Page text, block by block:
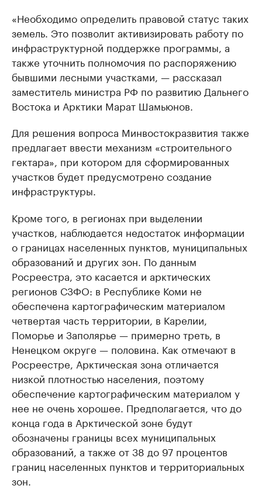
«Необходимо определить правовой статус таких
земель. Это позволит активизировать работу по
инфраструктурной поддержке программы, а
также уточнить полномочия по распоряжению
бывшими лесными участками, — рассказал
заместитель министра РФ по развитию Дальнего
Востока и Арктики Марат Шамьюнов.
Для решения вопроса Минвостокразвития также
предлагает ввести механизм «строительного
гектара», при котором для сформированных
участков будет предусмотрено создание
инфраструктуры.
Кроме того, в регионах при выделении
участков, наблюдается недостаток информации
о границах населенных пунктов, муниципальных
образований и других зон. По данным
Росреестра, это касается и арктических
регионов СЗФО: в Республике Коми не
обеспечена картографическим материалом
четвертая часть территории, в Карелии,
Поморье и Заполярье — примерно треть, в
Ненецком округе — половина. Как отмечают в
Росреестре, Арктическая зона отличается
низкой плотностью населения, поэтому
обеспечение картографическим материалом у
нее не очень хорошее. Предполагается, что до
конца года в Арктической зоне будут
обозначены границы всех муниципальных
образований, а также от 38 до 97 процентов
границ населенных пунктов и территориальных
зон.